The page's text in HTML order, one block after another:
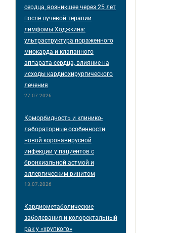
сердца, возникшее через 25 лет
после лучевой терапии
лимфомы Ходжкина:
ультраструктура пораженного
миокарда и клапанного
аппарата сердца, влияние на
исходы кардиохирургического
лечения
27.07.2026
Коморбидность и клинико-
лабораторные особенности
новой коронавирусной
инфекции у пациентов с
бронхиальной астмой и
аллергическим ринитом
13.07.2026
Кардиометаболические
заболевания и колоректальный
рак у «хрупкого»